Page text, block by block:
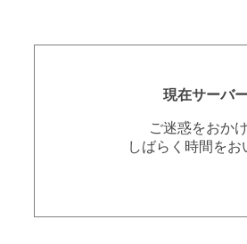
現在サーバ
ご迷惑をおか
しばらく時間を